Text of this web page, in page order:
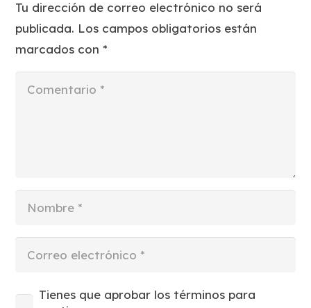
Tu dirección de correo electrónico no será
publicada. Los campos obligatorios están
marcados con*
Tienes que aprobar los términos para